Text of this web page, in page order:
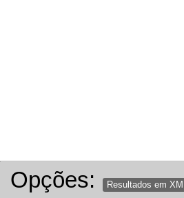
Opções: Resultados em XML